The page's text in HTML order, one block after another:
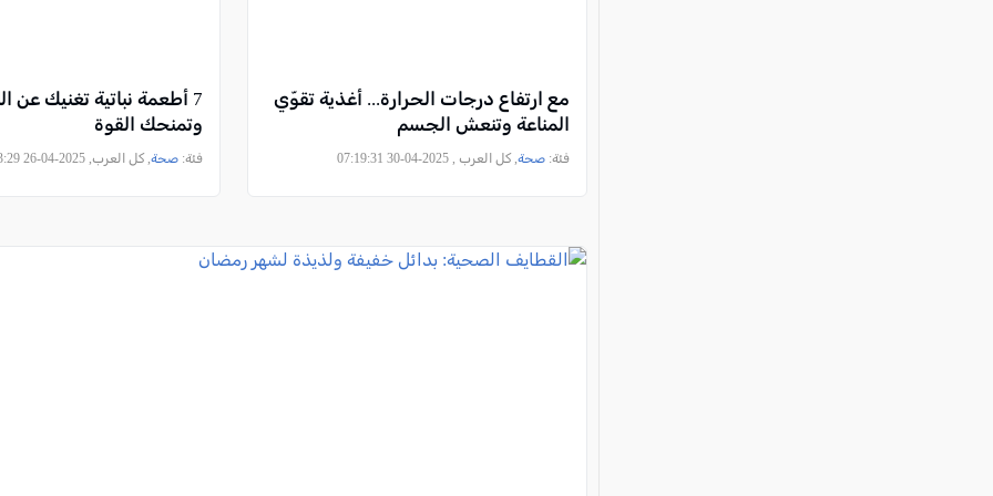
مع ارتفاع درجات الحرارة... أغذية تقوّي
المناعة وتنعش الجسم
فئة: صحة, كل العرب , 2025-04-30 07:19:31
7 أطعمة نباتية تغنيك عن
وتمنحك القوة
فئة: صحة, كل العرب, 2025-04-26 12:43:29